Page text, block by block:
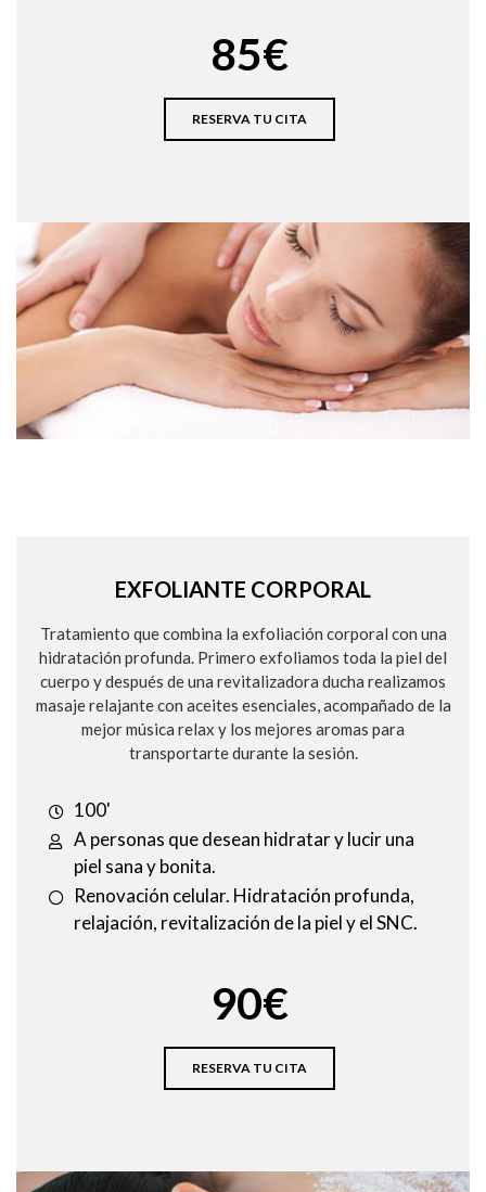
85€
RESERVA TU CITA
EXFOLIANTE CORPORAL
Tratamiento que combina la exfoliación corporal con una
hidratación profunda. Primero exfoliamos toda la piel del
cuerpo y después de una revitalizadora ducha realizamos
masaje relajante con aceites esenciales, acompañado de la
mejor música relax y los mejores aromas para
transportarte durante la sesión.
100'
A personas que desean hidratar y lucir una
piel sana y bonita.
Renovación celular. Hidratación profunda,
relajación, revitalización de la piel y el SNC.
90€
RESERVA TU CITA